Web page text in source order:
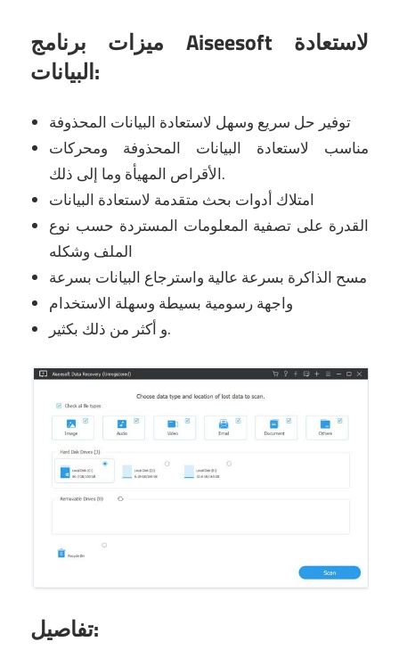
ميزات برنامج Aiseesoft لاستعادة
البيانات:
توفير حل سريع وسهل لاستعادة البيانات المحذوفة
مناسب لاستعادة البيانات المحذوفة ومحركات
الأقراص المهيأة وما إلى ذلك.
امتلاك أدوات بحث متقدمة لاستعادة البيانات
القدرة على تصفية المعلومات المستردة حسب نوع
الملف وشكله
مسح الذاكرة بسرعة عالية واسترجاع البيانات بسرعة
واجهة رسومية بسيطة وسهلة الاستخدام
و أكثر من ذلك بكثير.
تفاصيل: